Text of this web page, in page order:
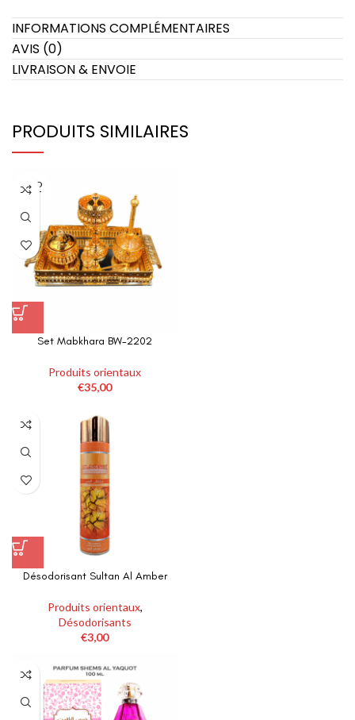
INFORMATIONS COMPLÉMENTAIRES
AVIS (0)
LIVRAISON & ENVOIE
PRODUITS SIMILAIRES
SOLD
OUT
Ce
options
peuvent
être
choisies
du
Set Mabkhara BW-2202
Produits orientaux
€35,00
Désodorisant Sultan Al Amber
Produits orientaux,
Désodorisants
€3,00